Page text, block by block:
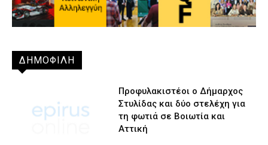
ΔΗΜΟΦΙΛΗ
Προφυλακιστέοι ο Δήμαρχος
Στυλίδας και δύο στελέχη για
τη φωτιά σε Βοιωτία και
Αττική